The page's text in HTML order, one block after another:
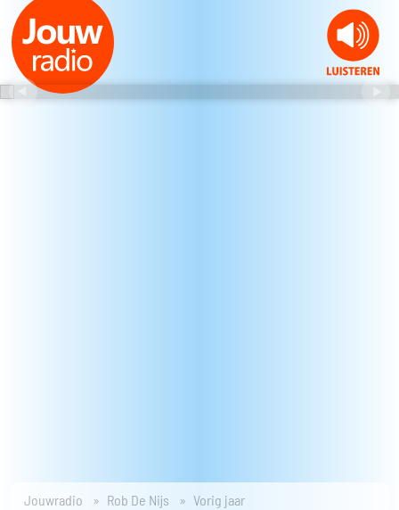
Jouwradio Rob De Nijs Vorig jaar